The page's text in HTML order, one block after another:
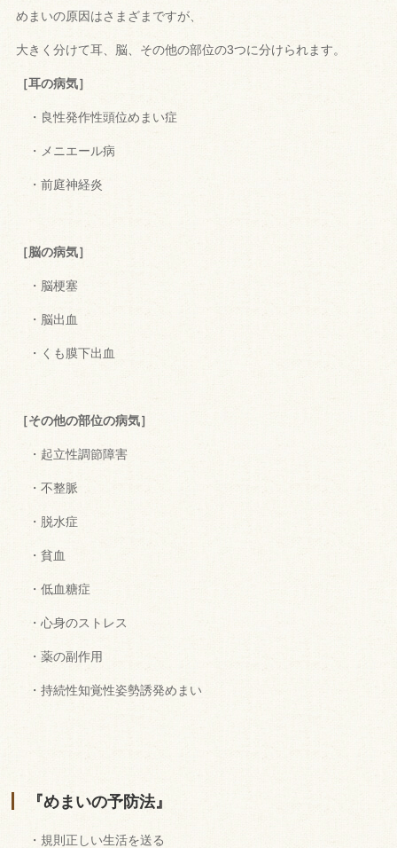
めまいの原因はさまざまですが、
大きく分けて耳、脳、 その他の部位の3つに分けられます。
［耳の病気］
・良性発作性頭位めまい症
・メニエール病
・前庭神経炎
［脳の病気］
・脳梗塞
・脳出血
・くも膜下出血
［その他の部位の病気］
・起立性調節障害
・不整脈
・脱水症
・貧血
・低血糖症
・心身のストレス
・薬の副作用
・持続性知覚性姿勢誘発めまい
『めまいの予防法』
・規則正しい生活を送る